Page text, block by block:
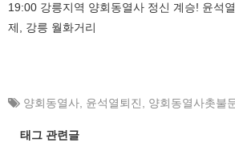
19:00 강릉지역 양회동열사 정신 계승! 윤석
제, 강릉 월화거리
양회동열사 윤석열퇴진 양회동열사촛불
태그 관련글